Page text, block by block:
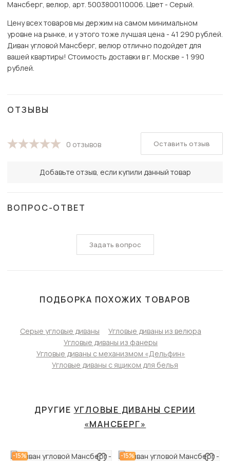
Мансберг, велюр, арт. 5003800110006. Цвет - Серый.
Цену всех товаров мы держим на самом минимальном
уровне на рынке, и у этого тоже лучшая цена - 41 290 рублей.
Диван угловой Мансберг, велюр отлично подойдет для
вашей квартиры! Стоимость доставки в г. Москве - 1 990
рублей.
ОТЗЫВЫ
0 отзывов
Добавьте отзыв, если купили данный товар
Оставить отзыв
ВОПРОС-ОТВЕТ
Задать вопрос
ПОДБОРКА ПОХОЖИХ ТОВАРОВ
Серые угловые диваны
Угловые диваны из велюра
Угловые диваны из фанеры
Угловые диваны с механизмом «Дельфин»
Угловые диваны с ящиком для белья
ДРУГИЕ УГЛОВЫЕ ДИВАНЫ СЕРИИ
«МАНСБЕРГ»
-15% -15%